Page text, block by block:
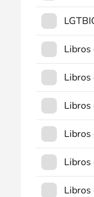
Libros
Libros
Libros
Libros
Libros
Libros